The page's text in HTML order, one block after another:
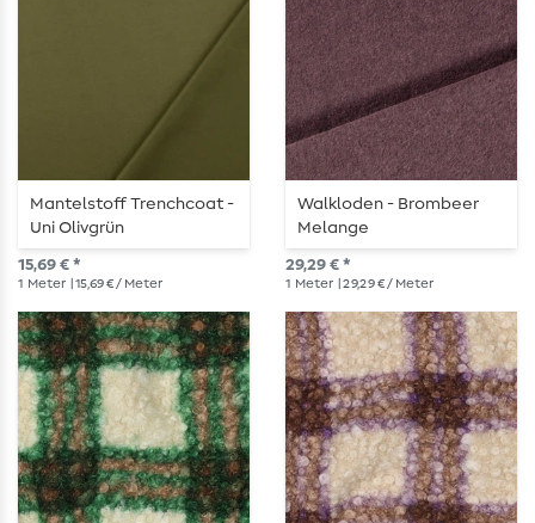
Mantelstoff Trenchcoat -
Uni Olivgrün
Wasserabweisend
15,69 € *
1 Meter | 15,69 € / Meter
Walkloden - Brombeer
Melange
29,29 € *
1 Meter | 29,29 € / Meter